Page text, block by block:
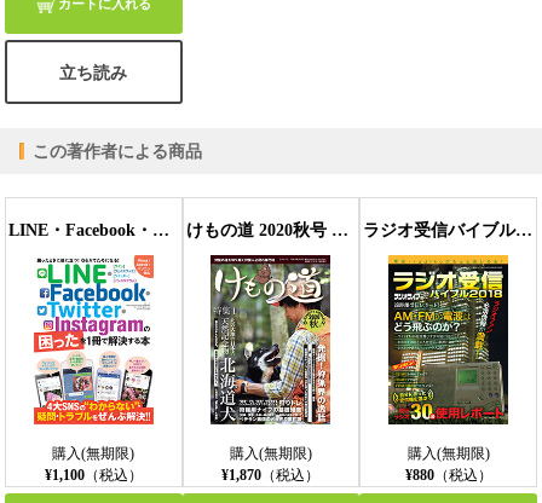
■第四章 作品に残された謎・作品が残した軌跡
------------
医の目的は<? br> 鬼にならない呼吸使いの存在
描かれなかった「日の呼吸」十三番目の型 もし使っていたらどうなっ
究極生命体「鬼舞辻無惨」 人智を超えたその実態を徹底考察
無惨と産屋敷家の関係
後任がいなかった上弦の伍
ファンを公言! 鬼滅の刃好き タレント著名人名鑑
カートに入れる
立ち読み
この著作者による商品
LINE・Facebook・Twitter・Instagramの困ったを1冊で解決する本
購入(無期限)
¥1,100（税込）
けもの道 2020秋号 Hunter’s autumN
購入(無期限)
¥1,870 （税込）
ラジオ受信バイブル2018
購入(無期限)
¥880（税込）